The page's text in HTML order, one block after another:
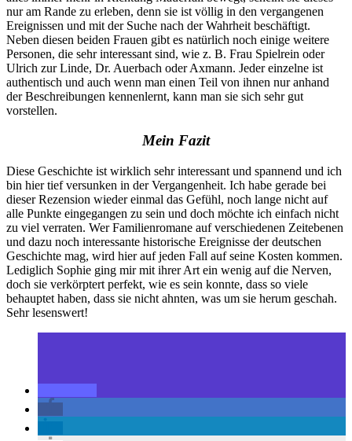
nur am Rande zu erleben, denn sie ist völlig in den vergangenen
Ereignissen und mit der Suche nach der Wahrheit beschäftigt.
Neben diesen beiden Frauen gibt es natürlich noch einige weitere
Personen, die sehr interessant sind, wie z. B. Frau Spielrein oder
Ulrich zur Linde, Dr. Auerbach oder Axmann. Jeder einzelne ist
authentisch und auch wenn man einen Teil von ihnen nur anhand
der Beschreibungen kennenlernt, kann man sie sich sehr gut
vorstellen.
Mein Fazit
Diese Geschichte ist wirklich sehr interessant und spannend und ich
bin hier tief versunken in der Vergangenheit. Ich habe gerade bei
dieser Rezension wieder einmal das Gefühl, noch lange nicht auf
alle Punkte eingegangen zu sein und doch möchte ich einfach nicht
zu viel verraten. Wer Familienromane auf verschiedenen Zeitebenen
und dazu noch interessante historische Ereignisse der deutschen
Geschichte mag, wird hier auf jeden Fall auf seine Kosten kommen.
Lediglich Sophie ging mir mit ihrer Art ein wenig auf die Nerven,
doch sie verkörptert perfekt, wie es sein konnte, dass so viele
behauptet haben, dass sie nicht ahnten, was um sie herum geschah.
Sehr lesenswert!